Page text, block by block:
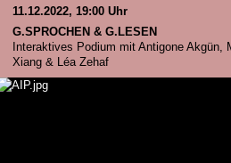
11.12.2022, 19:00 Uhr
G.SPROCHEN & G.LESEN
Interaktives Podium mit Antigone Akgün,
Xiang & Léa Zehaf